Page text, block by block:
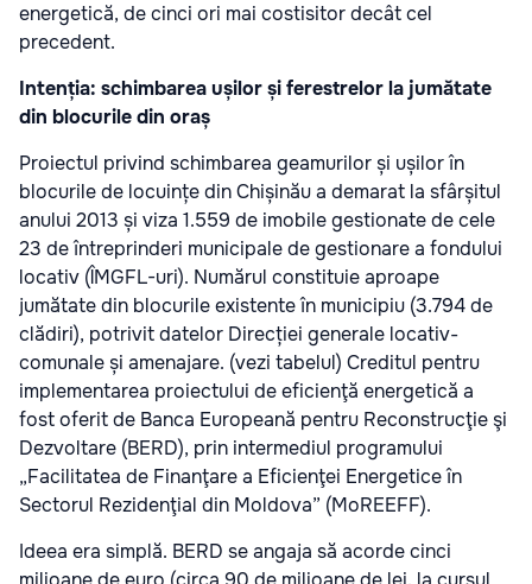
energetică, de cinci ori mai costisitor decât cel
precedent.
Intenția: schimbarea ușilor și ferestrelor la jumătate
din blocurile din oraș
Proiectul privind schimbarea geamurilor și ușilor în
blocurile de locuințe din Chișinău a demarat la sfârșitul
anului 2013 și viza 1.559 de imobile gestionate de cele
23 de întreprinderi municipale de gestionare a fondului
locativ (ÎMGFL-uri). Numărul constituie aproape
jumătate din blocurile existente în municipiu (3.794 de
clădiri), potrivit datelor Direcției generale locativ-
comunale și amenajare. (vezi tabelul) Creditul pentru
implementarea proiectului de eficienţă energetică a
fost oferit de Banca Europeană pentru Reconstrucţie şi
Dezvoltare (BERD), prin intermediul programului
„Facilitatea de Finanţare a Eficienţei Energetice în
Sectorul Rezidenţial din Moldova” (MoREEFF).
Ideea era simplă. BERD se angaja să acorde cinci